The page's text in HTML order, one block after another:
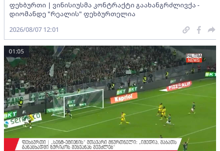
ფეხბურთი | ვინისიუსმა კონტრაქტი გაახანგრძლივქა -
დიომანდე "რეალის" ფეხბურთელია
2026/08/07 12:01
01:05